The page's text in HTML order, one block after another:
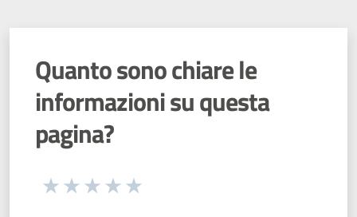
Quanto sono chiare le
informazioni su questa
pagina?
Seleziona una valutazione da 1 a 5 stelle